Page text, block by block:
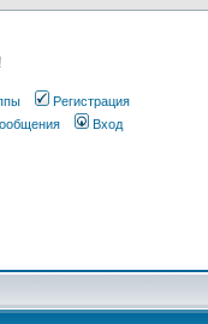
Регистрация
Вход